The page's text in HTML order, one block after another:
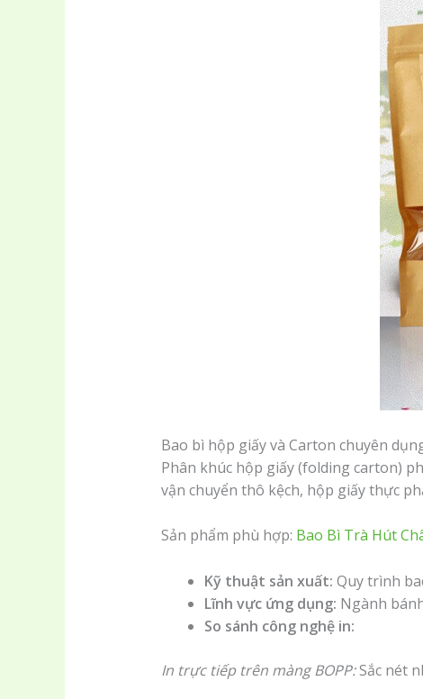
Bao bì hộp giấy và Carton chuyên
Phân khúc hộp giấy (folding carton)
vận chuyển thô kệch, hộp giấy thực
Sản phẩm phù hợp: Bao Bì Trà Hút
Kỹ thuật sản xuất: Quy trình
Lĩnh vực ứng dụng: Ngành
So sánh công nghệ in:
In trực tiếp trên màng BOPP:Sắc nét